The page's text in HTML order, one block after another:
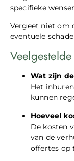
specifieke
Vergeet niet om
eventuele
Wat zijn
Het
kunnen
Hoeveel
De kosten
van de
offertes op